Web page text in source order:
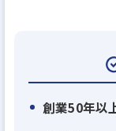
社会の輪の中
ることが使命
に幸せの輪を
創業50年以